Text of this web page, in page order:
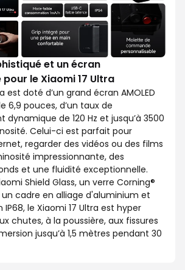
et un écran
le Xiaomi 17 Ultra
est doté d’un grand écran AMOLED
6,9 pouces, d’un taux de
de 120 Hz et jusqu’à 3500
Celui-ci est parfait pour
regarder des vidéos ou des films
impressionnante, des
et une fluidité exceptionnelle.
Shield Glass, un verre Corning®
un cadre en alliage d'aluminium et
le Xiaomi 17 Ultra est hyper
chutes, à la poussière, aux fissures
jusqu’à 1,5 mètres pendant 30